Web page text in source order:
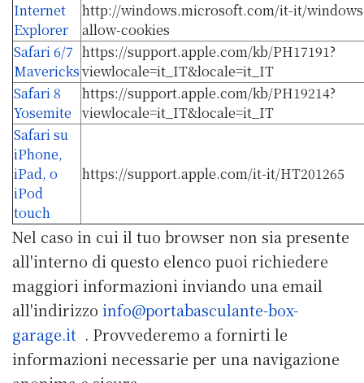
Internet
Explorer
http://windows.microsoft.com/it-it/
allow-cookies
Safari 6/7
Mavericks
https://support.apple.com/kb/PH17191?
viewlocale=it_IT&locale=it_IT
Safari 8
Yosemite
https://support.apple.com/kb/PH19214?
viewlocale=it_IT&locale=it_IT
Safari su
iPhone,
iPad, o
iPod
touch
https://support.apple.com/it-it/HT201265
Nel caso in cui il tuo browser non sia presente
all'interno di questo elenco puoi richiedere
maggiori informazioni inviando una email
all'indirizzo info@portabasculante-box-
garage.it . Provvederemo a fornirti le
informazioni necessarie per una navigazione